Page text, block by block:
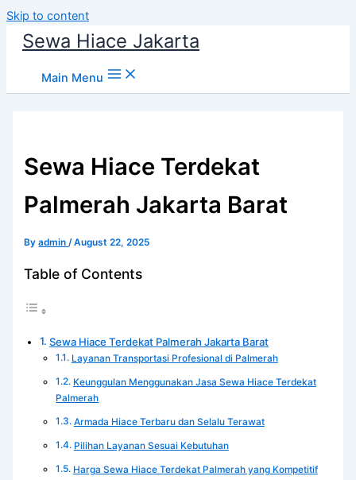
Skip to content
Sewa Hiace Jakarta
Main Menu
Sewa Hiace Terdekat
Palmerah Jakarta Barat
Byadmin/August 22, 2025
Table of Contents
Sewa Hiace Terdekat Palmerah Jakarta Barat
Layanan Transportasi Profesional di Palmerah
Keunggulan Menggunakan Jasa Sewa Hiace Terdekat
Palmerah
Armada Hiace Terbaru dan Selalu Terawat
Pilihan Layanan Sesuai Kebutuhan
Harga Sewa Hiace Terdekat Palmerah yang Kompetitif